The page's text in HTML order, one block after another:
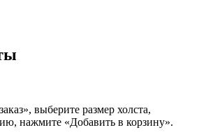
выберите размер холста,
нажмите «Добавить в корзину».